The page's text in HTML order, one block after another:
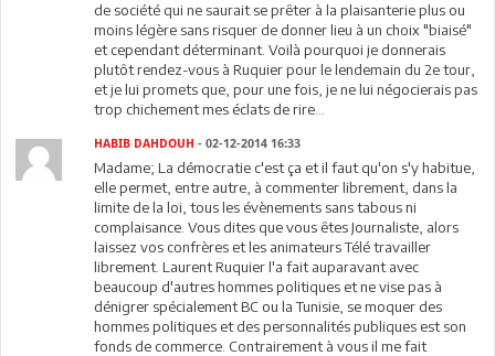
de société qui ne saurait se prêter à la plaisanterie plus ou
moins légère sans risquer de donner lieu à un choix "biaisé"
et cependant déterminant. Voilà pourquoi je donnerais
plutôt rendez-vous à Ruquier pour le lendemain du 2e tour,
et je lui promets que, pour une fois, je ne lui négocierais pas
trop chichement mes éclats de rire...
HABIB DAHDOUH - 02-12-2014 16:33
Madame; La démocratie c'est ça et il faut qu'on s'y habitue,
elle permet, entre autre, à commenter librement, dans la
limite de la loi, tous les évènements sans tabous ni
complaisance. Vous dites que vous êtes Journaliste, alors
laissez vos confrères et les animateurs Télé travailler
librement. Laurent Ruquier l'a fait auparavant avec
beaucoup d'autres hommes politiques et ne vise pas à
dénigrer spécialement BC ou la Tunisie, se moquer des
hommes politiques et des personnalités publiques est son
fonds de commerce. Contrairement à vous il me fait